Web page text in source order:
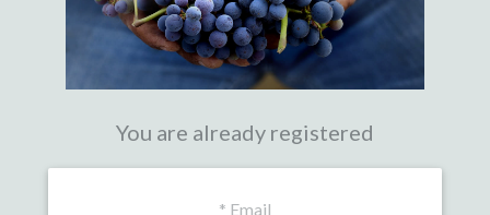
You are already registered
* Email